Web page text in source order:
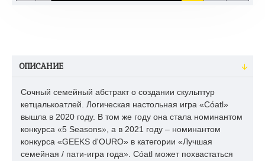
ОПИСАНИЕ
Сочный семейный абстракт о создании скульптур
кетцалькоатлей. Логическая настольная игра «Cóatl»
вышла в 2020 году. В том же году она стала номинантом
конкурса «5 Seasons», а в 2021 году – номинантом
конкурса «GEEKS d'OURO» в категории «Лучшая
семейная / пати-игра года». Cóatl может похвастаться